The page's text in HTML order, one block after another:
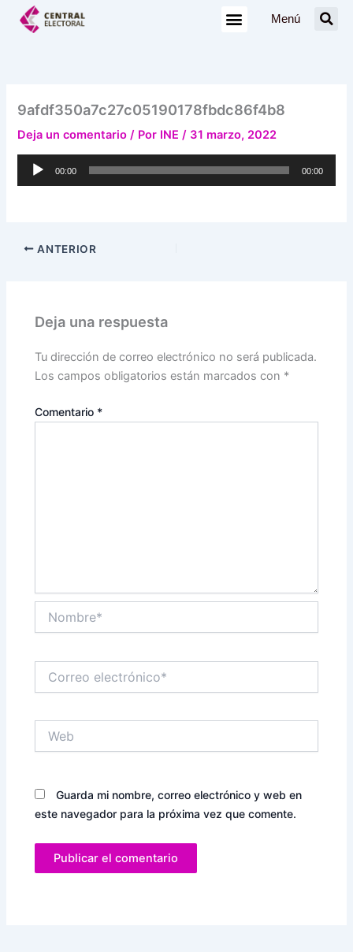
Menú
9afdf350a7c27c05190178fbdc86f4b8
Deja un comentario / Por INE/ 31 marzo, 2022
Reproductor
00:00 00:00
ANTERIOR
Deja una respuesta
Tu dirección de correo electrónico no será publicada.
Los campos obligatorios están marcados con *
Comentario *
electrónico*
Guarda mi nombre, correo electrónico y web en
este navegador para la próxima vez que comente.